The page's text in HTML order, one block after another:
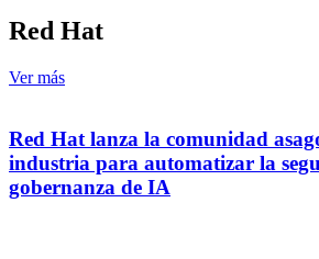
Red Hat
Ver más
Red Hat lanza la comunidad
industria para automatizar la
gobernanza de IA